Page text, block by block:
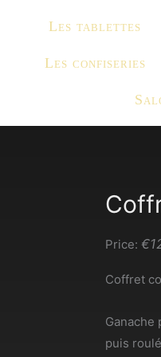
Les tablettes
Les confiseries
Price: €
Coffret
Ganache
puis